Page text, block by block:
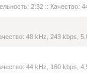
2:32 :: Качество:
48 kHz, 243 kbps,
44 kHz, 160 kbps,